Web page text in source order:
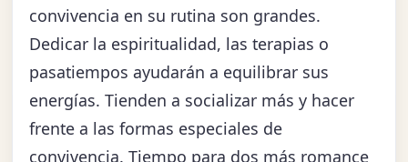
convivencia en su rutina son grandes.
Dedicar la espiritualidad, las terapias o
pasatiempos ayudarán a equilibrar sus
energías. Tienden a socializar más y hacer
frente a las formas especiales de
convivencia. Tiempo para dos más romance